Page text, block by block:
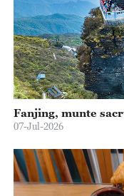
Fanjing, munte
07-Jul-2026